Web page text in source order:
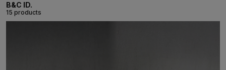
B&C ID.
15 products